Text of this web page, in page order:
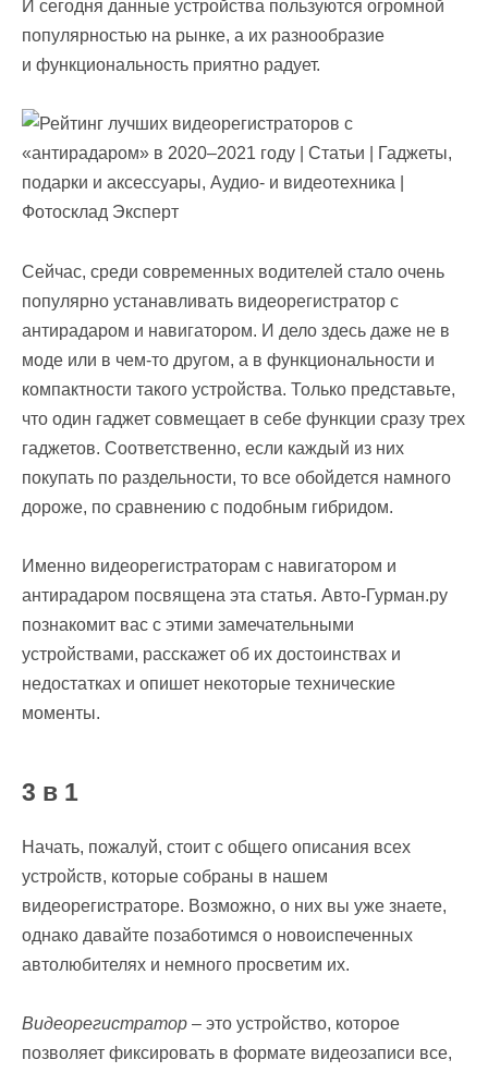
И сегодня данные устройства пользуются огромной
популярностью на рынке, а их разнообразие
и функциональность приятно радует.
Сейчас, среди современных водителей стало очень
популярно устанавливать видеорегистратор с
антирадаром и навигатором. И дело здесь даже не в
моде или в чем-то другом, а в функциональности и
компактности такого устройства. Только представьте,
что один гаджет совмещает в себе функции сразу трех
гаджетов. Соответственно, если каждый из них
покупать по раздельности, то все обойдется намного
дороже, по сравнению с подобным гибридом.
Именно видеорегистраторам с навигатором и
антирадаром посвящена эта статья. Авто-Гурман.ру
познакомит вас с этими замечательными
устройствами, расскажет об их достоинствах и
недостатках и опишет некоторые технические
моменты.
3 в 1
Начать, пожалуй, стоит с общего описания всех
устройств, которые собраны в нашем
видеорегистраторе. Возможно, о них вы уже знаете,
однако давайте позаботимся о новоиспеченных
автолюбителях и немного просветим их.
Видеорегистратор – это устройство, которое
позволяет фиксировать в формате видеозаписи все,